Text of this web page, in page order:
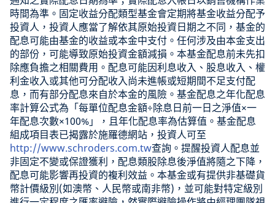
時間為準。固定收益分配類型基金會定期將基金收益分配予
投資人，投資人應當了解依其原始投資日期之不同，基金的
配息可能由基金的收益或本金中支付。任何涉及由本金支出
的部份，可能導致原始投資金額減損。本基金配息前未先扣
除應負擔之相關費用。配息可能因利息收入、股息收入、權
利金收入或其他可分配收入尚未進帳或短期間不足支付配
息，而有部分配息來自於本金的風險。基金配息之年化配息
率計算公式為「每單位配息金額÷除息日前一日之淨值×一
年配息次數×100%」，且年化配息率為估算值。基金配息
組成項目表已揭露於施羅德網站，投資人可至
http://www.schroders.com.tw查詢。提醒投資人配息並
非固定不變或保證獲利，配息類股除息後淨值將隨之下降，
配息可能影響再投資的複利效益。本基金或有提供非基礎貨
幣計價級別(如澳幣、人民幣或南非幣)，並可能對特定級別